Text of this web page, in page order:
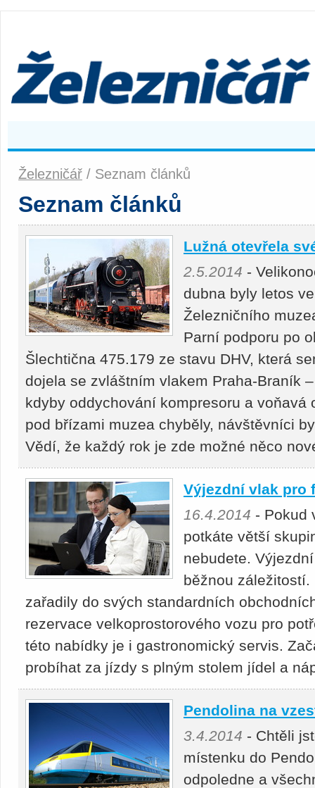
Železničář / Seznam článků
Seznam článků
Lužná otevřela
2.5.2014 -
dubna byly letos
Železničního
Parní podporu po
Šlechtična 475.179 ze stavu DHV, která
dojela se zvláštním vlakem Praha-Braník
kdyby oddychování kompresoru a voňavá
pod břízami muzea chyběly, návštěvníci
Vědí, že každý rok je zde možné něco
Výjezdní vlak pro
16.4.2014 - Pokud
potkáte větší
nebudete.
běžnou záležitostí.
zařadily do svých standardních
rezervace velkoprostorového vozu pro
této nabídky je i gastronomický servis.
probíhat za jízdy s plným stolem jídel a
Pendolina na
3.4.2014 - Chtěli
místenku do
odpoledne a